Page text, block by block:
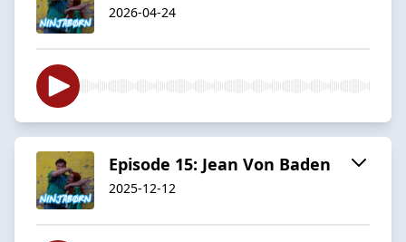
2026-04-24
Episode 15: Jean Von Baden
2025-12-12